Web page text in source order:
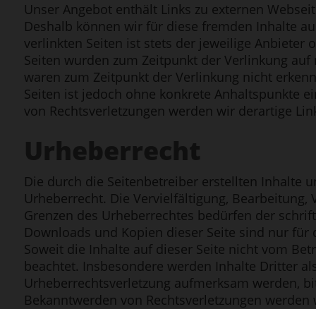
Unser Angebot enthält Links zu externen
Deshalb können wir für diese fremden Inhalte
verlinkten Seiten ist stets der jeweilige Anbieter
Seiten wurden zum Zeitpunkt der Verlinkung
waren zum Zeitpunkt der Verlinkung nicht
Seiten ist jedoch ohne konkrete Anhaltspunkte
von Rechtsverletzungen werden wir derartige
Die durch die Seitenbetreiber erstellten Inhalte
Urheberrecht. Die Vervielfältigung,
Grenzen des Urheberrechtes bedürfen der
Downloads und Kopien dieser Seite sind nur
Soweit die Inhalte auf dieser Seite nicht vom
beachtet. Insbesondere werden Inhalte Dritter
Urheberrechtsverletzung aufmerksam werden,
Bekanntwerden von Rechtsverletzungen